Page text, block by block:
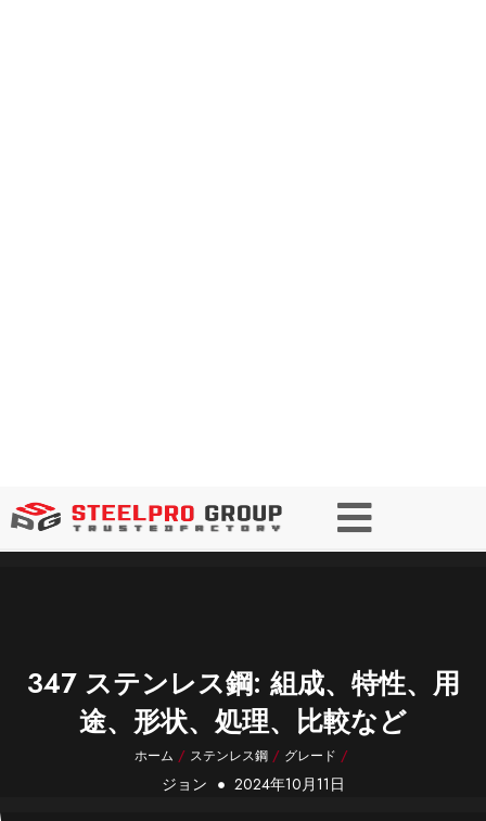
347 ステンレス鋼: 組成、特性、用
途、形状、処理、比較など
ホーム / ステンレス鋼/ グレード /
ジョン 2024年10月11日